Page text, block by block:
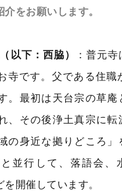
をお願いします。
以下：西脇）
：普元
寺です。父である住職
。最初は天台宗の草庵
、その後浄土真宗に転
の身近な拠りどころ」
並行して、落語会、
開催しています。